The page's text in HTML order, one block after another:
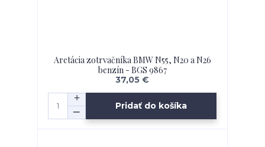
Aretácia zotrvačníka BMW N55, N20 a N26
benzín - BGS 9867
37,05 €
Pridať do košíka